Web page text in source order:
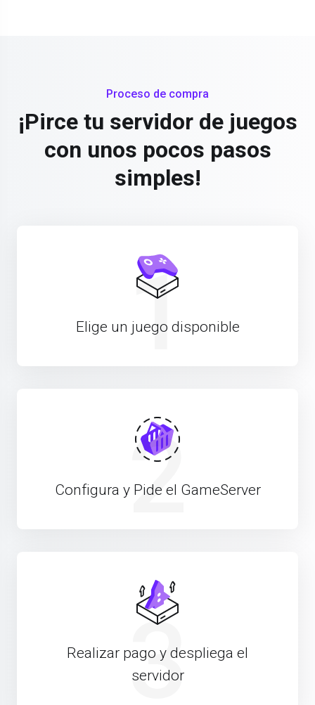
Proceso de compra
¡Pirce tu servidor de juegos
con unos pocos pasos
simples!
1
Elige un juego disponible
2
Configura y Pide el GameServer
3
Realizar pago y despliega el
servidor